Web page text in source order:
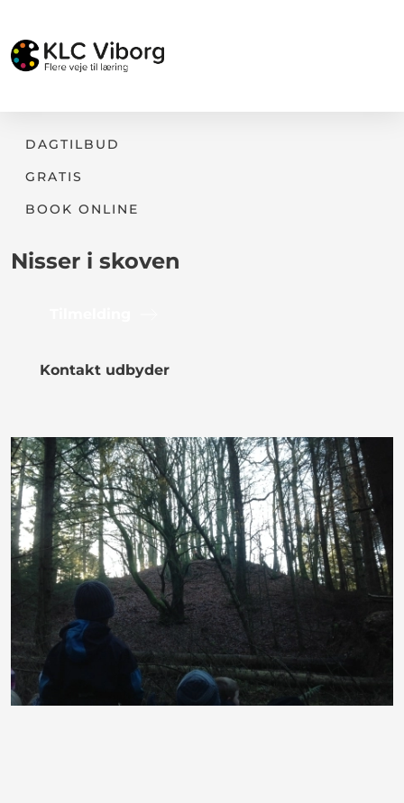
DAGTILBUD
GRATIS
BOOK ONLINE
Nisser i skoven
Kontakt udbyder